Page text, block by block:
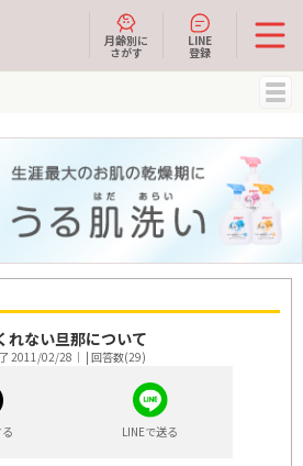
月齢別に
さがす
LINE
登録
れない旦那について
2011/02/28｜ | 回答数(29)
LINEで送る